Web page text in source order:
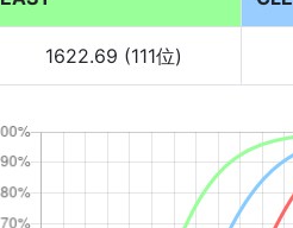
1622.69 (111位)